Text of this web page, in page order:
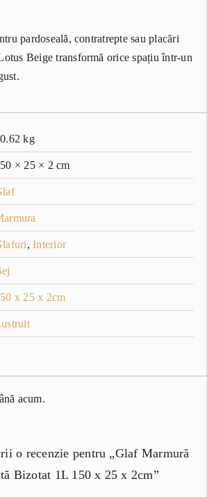
pardoseală, contratrepte sau placări
Beige transformă orice spațiu într-un
kg
× 25 × 2 cm
,Interior
x 25 x 2cm
acum.
o recenzie pentru „Glaf Marmură
Bizotat 1L 150 x 25 x 2cm”